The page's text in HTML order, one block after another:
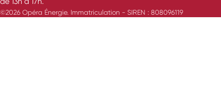
©2026 Opéra Énergie. Immatriculation - SIREN : 808096119